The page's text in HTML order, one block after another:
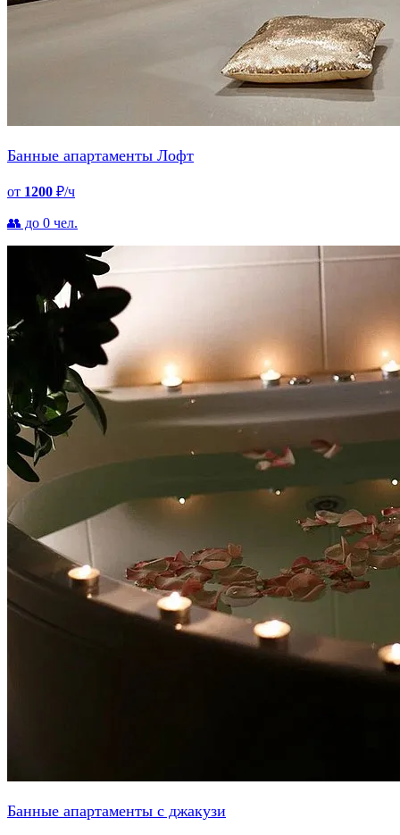
Банные апартаменты Лофт
от 1200 ₽/ч
👥 до 0 чел.
Банные апартаменты с джакузи